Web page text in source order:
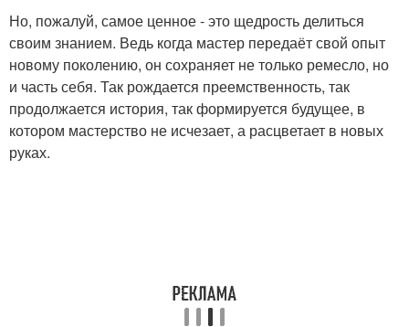
Но, пожалуй, самое ценное - это щедрость делиться
своим знанием. Ведь когда мастер передаёт свой опыт
новому поколению, он сохраняет не только ремесло, но
и часть себя. Так рождается преемственность, так
продолжается история, так формируется будущее, в
котором мастерство не исчезает, а расцветает в новых
руках.